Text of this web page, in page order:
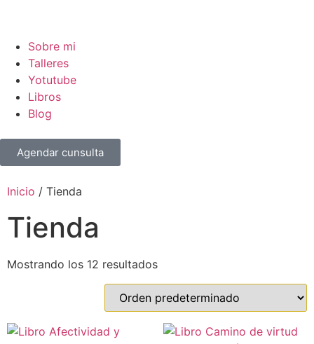
Sobre mi
Talleres
Yotutube
Libros
Blog
Agendar cunsulta
Inicio / Tienda
Tienda
Mostrando los 12 resultados